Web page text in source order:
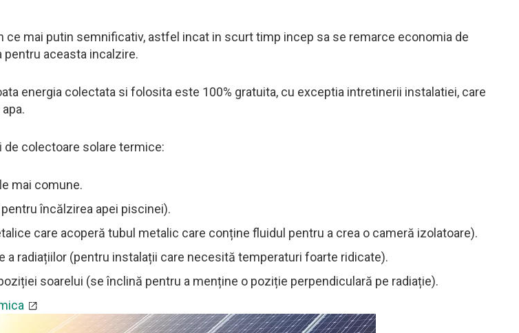
ce mai putin semnificativ, astfel incat in scurt timp incep sa se remarce economia de
aceasta incalzire.
energia colectata si folosita este 100% gratuita, cu exceptia intretinerii instalatiei, care
colectoare solare termice:
mai comune.
încălzirea apei piscinei).
care acoperă tubul metalic care conține fluidul pentru a crea o cameră izolatoare).
a radiațiilor (pentru instalații care necesită temperaturi foarte ridicate).
soarelui (se înclină pentru a menține o poziție perpendiculară pe radiație).